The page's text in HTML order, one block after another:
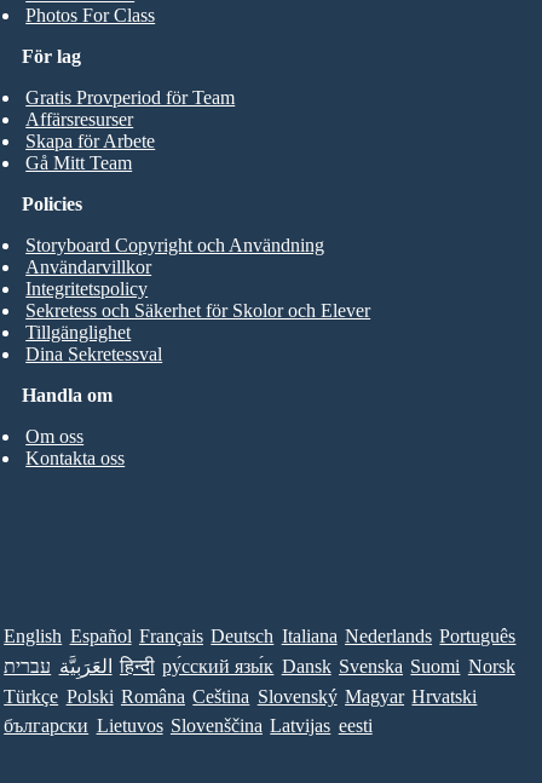
Photos For Class
För lag
Gratis Provperiod för Team
Affärsresurser
Skapa för Arbete
Gå Mitt Team
Handla om
Om oss
Kontakta oss
Policies
Storyboard Copyright och Användning
Användarvillkor
Integritetspolicy
Sekretess och Säkerhet för Skolor och Elever
Tillgänglighet
Dina Sekretessval
English Español Français Deutsch Italiana Nederlands Português
עברית العَرَبِيَّة हिन्दी ру́сский язы́к Dansk Svenska Suomi Norsk
Türkçe Polski Româna Ceština Slovenský Magyar Hrvatski
български Lietuvos Slovenščina Latvijas eesti